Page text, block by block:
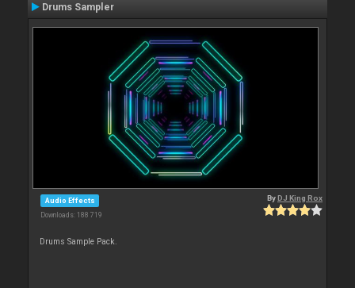
Drums Sampler
Audio Effects
Downloads: 188 719
ByDJ King Rox
Drums Sample Pack.